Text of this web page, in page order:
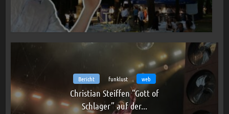
Bericht funklust web
Christian Steiffen “Gott of
Schlager” auf der...